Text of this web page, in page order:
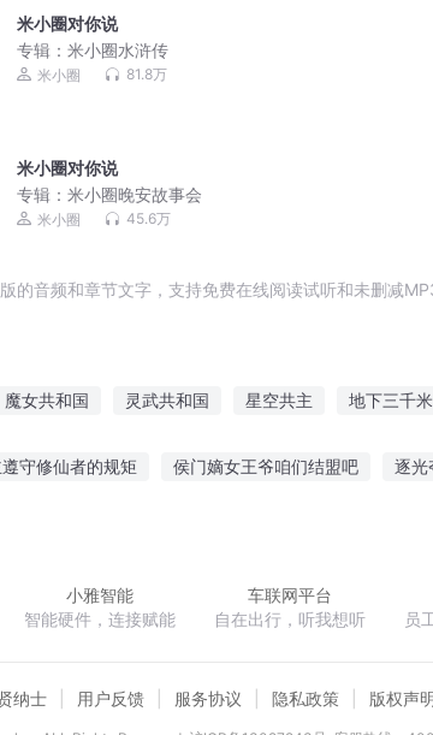
米小圈对你说
专辑：米小圈水浒传
米小圈 81.8万
米小圈对你说
专辑：米小圈晚安故事会
米小圈 45.6万
音频和章节文字，支持免费在线阅读试听和未删减
魔女共和国 灵武共和国 星空共主 地下三千米
守修仙者的规矩 侯门嫡女王爷咱们结盟吧 逐光
小雅智能
智能硬件，连接赋能
车联网平台
自在出行，听我想听
员
纳士 用户反馈 服务协议 隐私政策 版权声